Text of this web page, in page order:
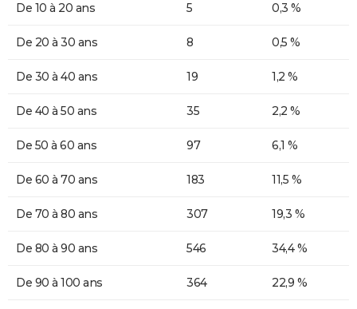
De 10 à 20 ans 5 0,3 %
De 20 à 30 ans 8 0,5 %
De 30 à 40 ans 19 1,2 %
De 40 à 50 ans 35 2,2 %
De 50 à 60 ans 97 6,1 %
De 60 à 70 ans 183 11,5 %
De 70 à 80 ans 307 19,3 %
De 80 à 90 ans 546 34,4 %
De 90 à 100 ans 364 22,9 %